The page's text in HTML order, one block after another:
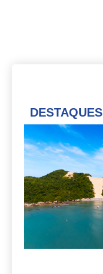
DESTAQUES